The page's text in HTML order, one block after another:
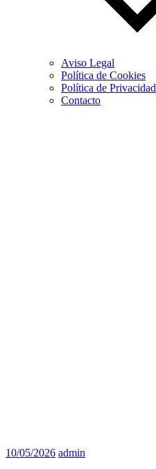
Aviso Legal
Política de Cookies
Política de Privacidad
Contacto
10/05/2026 admin